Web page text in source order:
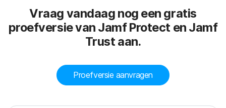
Vraag vandaag nog een gratis
proefversie van Jamf Protect en Jamf
Trust aan.
Proefversie aanvragen